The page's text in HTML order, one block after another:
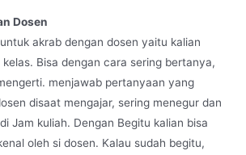
Dosen
akrab dengan dosen yaitu kalian
Bisa dengan cara sering bertanya,
menjawab pertanyaan yang
disaat mengajar, sering menegur dan
Jam kuliah. Dengan Begitu kalian bisa
oleh si dosen. Kalau sudah begitu,